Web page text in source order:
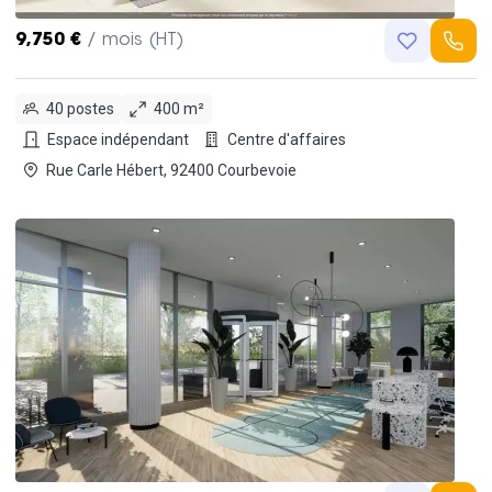
9,750 € / mois (HT)
40 postes
400 m²
Espace indépendant
Centre d'affaires
Rue Carle Hébert, 92400 Courbevoie